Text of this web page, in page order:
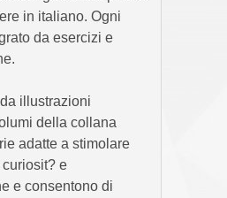
in italiano. Ogni
da esercizi e
illustrazioni
della collana
adatte a stimolare
e
e consentono di